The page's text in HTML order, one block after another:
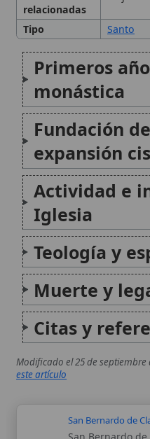
Teología y
Muerte y
Citas y
Modificado el 25 de septiembre de
este artículo
San Bernardo de
San Bernardo de
de agosto de 1153)
abad de Claraval,
monástica y gran
teológica y su
del siglo XII, y...
San Bernardo de
San Bernardo de
como San Bernardo
canónigo regular y
vida y obra en el
Artículo
editorial de